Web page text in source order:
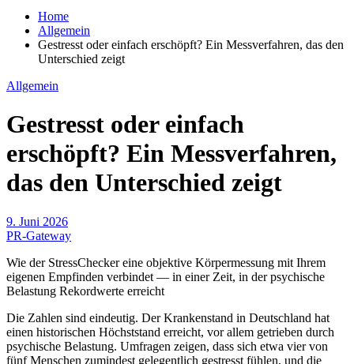
Home
Allgemein
Gestresst oder einfach erschöpft? Ein Messverfahren, das den
Unterschied zeigt
Allgemein
Gestresst oder einfach
erschöpft? Ein Messverfahren,
das den Unterschied zeigt
9. Juni 2026
PR-Gateway
Wie der StressChecker eine objektive Körpermessung mit Ihrem
eigenen Empfinden verbindet — in einer Zeit, in der psychische
Belastung Rekordwerte erreicht
Die Zahlen sind eindeutig. Der Krankenstand in Deutschland hat
einen historischen Höchststand erreicht, vor allem getrieben durch
psychische Belastung. Umfragen zeigen, dass sich etwa vier von
fünf Menschen zumindest gelegentlich gestresst fühlen, und die